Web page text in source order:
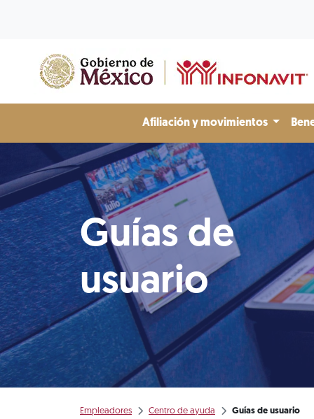
Afiliación y movimientos
Guías de
usuario
Empleadores Centro de ayuda Guías de usuario